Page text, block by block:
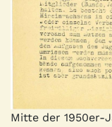
Mitte der 1950er-